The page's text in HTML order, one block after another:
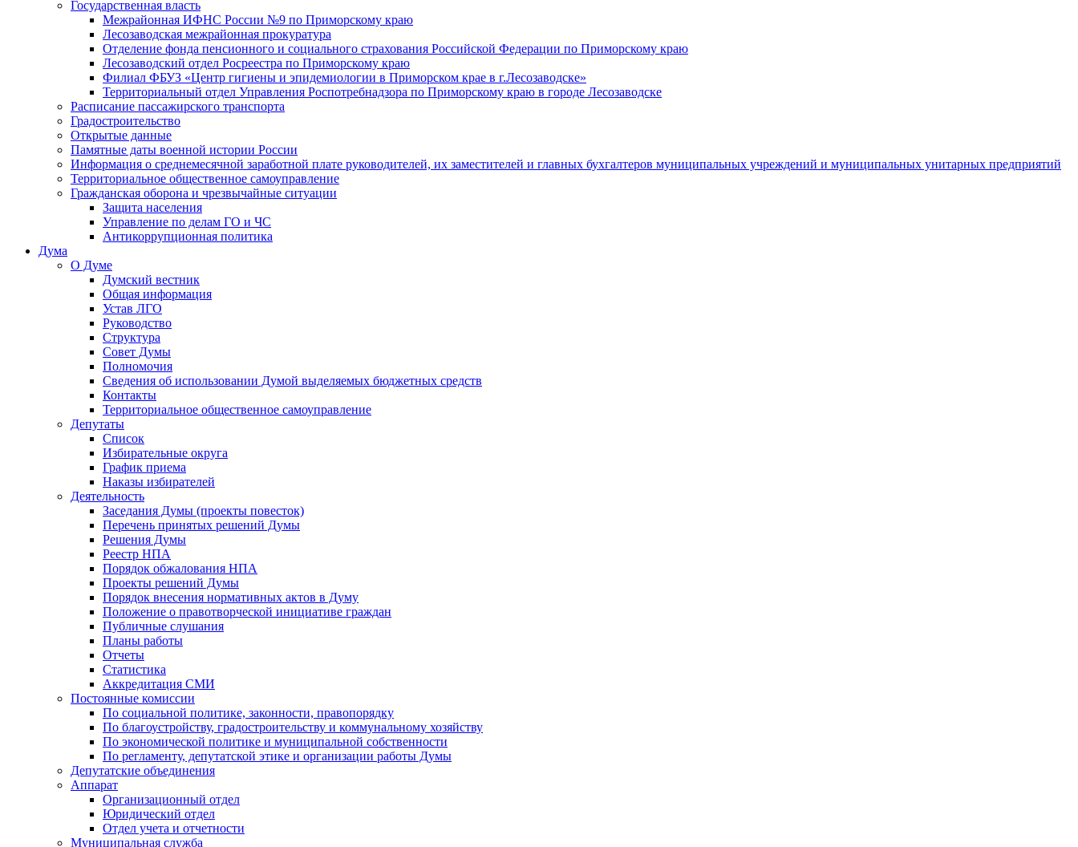
Государственная власть
Межрайонная ИФНС России №9 по Приморскому краю
Лесозаводская межрайонная прокуратура
Отделение фонда пенсионного и социального страхования Российской Федерации по Приморскому краю
Лесозаводский отдел Росреестра по Приморскому краю
Филиал ФБУЗ «Центр гигиены и эпидемиологии в Приморском крае в г.Лесозаводске»
Территориальный отдел Управления Роспотребнадзора по Приморскому краю в городе Лесозаводске
Расписание пассажирского транспорта
Градостроительство
Открытые данные
Памятные даты военной истории России
Информация о среднемесячной заработной плате руководителей, их заместителей и главных бухгалтеров муниципальных учреждений и муниципальных унитарных предприятий
Территориальное общественное самоуправление
Гражданская оборона и чрезвычайные ситуации
Защита населения
Управление по делам ГО и ЧС
Антикоррупционная политика
Дума
О Думе
Думский вестник
Общая информация
Устав ЛГО
Руководство
Структура
Совет Думы
Полномочия
Сведения об использовании Думой выделяемых бюджетных средств
Контакты
Территориальное общественное самоуправление
Депутаты
Список
Избирательные округа
График приема
Наказы избирателей
Деятельность
Заседания Думы (проекты повесток)
Перечень принятых решений Думы
Решения Думы
Реестр НПА
Порядок обжалования НПА
Проекты решений Думы
Порядок внесения нормативных актов в Думу
Положение о правотворческой инициативе граждан
Публичные слушания
Планы работы
Отчеты
Статистика
Аккредитация СМИ
Постоянные комиссии
По социальной политике, законности, правопорядку
По благоустройству, градостроительству и коммунальному хозяйству
По экономической политике и муниципальной собственности
По регламенту, депутатской этике и организации работы Думы
Депутатские объединения
Аппарат
Организационный отдел
Юридический отдел
Отдел учета и отчетности
Муниципальная служба